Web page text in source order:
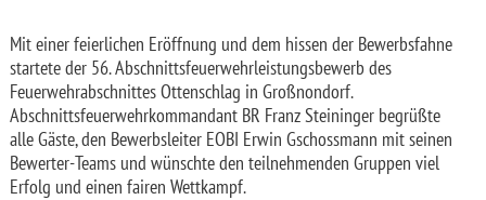
Mit einer feierlichen Eröffnung und dem hissen der Bewerbsfahne
startete der 56. Abschnittsfeuerwehrleistungsbewerb des
Feuerwehrabschnittes Ottenschlag in Großnondorf.
Abschnittsfeuerwehrkommandant BR Franz Steininger begrüßte
alle Gäste, den Bewerbsleiter EOBI Erwin Gschossmann mit seinen
Bewerter-Teams und wünschte den teilnehmenden Gruppen viel
Erfolg und einen fairen Wettkampf.